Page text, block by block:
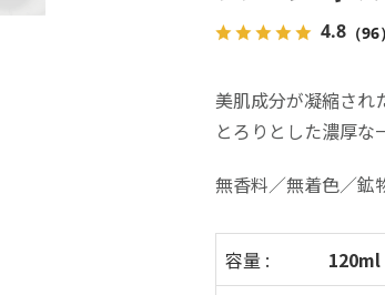
4.8 （96）
美肌成分が凝縮され
とろりとした濃厚な
無香料／無着色／鉱
容量 :
120ml